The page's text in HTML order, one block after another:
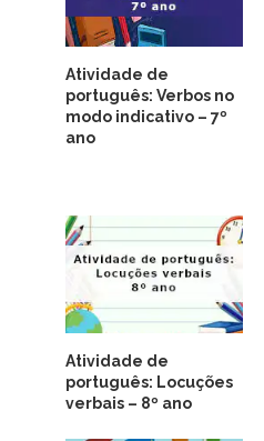
Atividade de
português: Verbos no
modo indicativo – 7º
ano
Atividade de
português: Locuções
verbais – 8º ano